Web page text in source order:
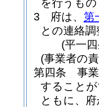
を行うも
3
府は、 第
との連絡
(平一
(事業者の
第四条
事
すること
ともに、